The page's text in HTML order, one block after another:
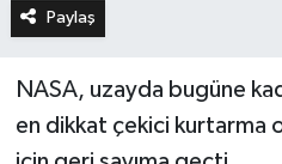
Paylaş
NASA, uzayda bugüne
en dikkat çekici kurtarma